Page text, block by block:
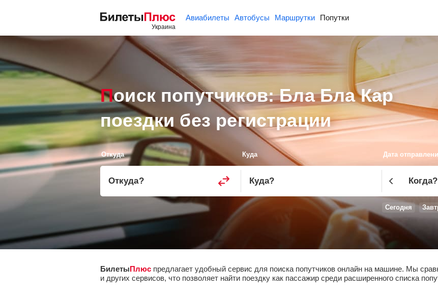
Авиабилеты Автобусы Маршрутки Попутки
Поиск попутчиков: Бла Бла Кар
поездки без регистрации
Откуда?
Откуда
Куда?
Куда
Когда?
Дата
Сегодня
БилетыПлюс предлагает удобный сервис для поиска попутчиков онлайн на машине. Мы
и других сервисов, что позволяет найти поездку как пассажир среди расширенного списка